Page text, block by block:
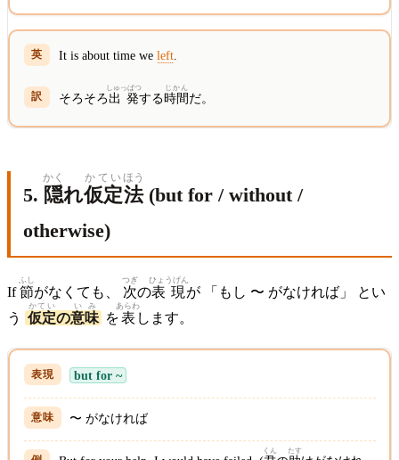
It is about time weleft.
そろそろ出発
しゅっぱつ
する時間
じかん
だ。
5. 隠
かく
れ仮定
かてい
法
ほう
(but for / without /
otherwise)
If節
ふし
がなくても、 次
つぎ
の表現
ひょうげん
が 「もし 〜 がなければ」 とい
う
仮定
かてい
の意
い
味
み
を表
あらわ
します。
but for ~
〜 がなければ
くん たす